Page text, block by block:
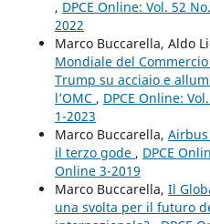
, DPCE Online: Vol. 52
2022
Marco Buccarella, Aldo
Mondiale del
Trump su acciaio e
l’OMC , DPCE Online:
1-2023
Marco Buccarella,
il terzo gode , DPCE
Online 3-2019
Marco Buccarella, Il
una svolta per il futuro